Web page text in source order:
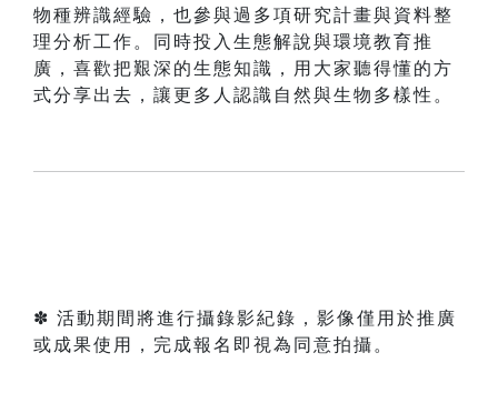
物種辨識經驗，也參與過多項研究計畫與資料整
理分析工作。同時投入生態解說與環境教育推
廣，喜歡把艱深的生態知識，用大家聽得懂的方
式分享出去，讓更多人認識自然與生物多樣性。
✽ 活動期間將進行攝錄影紀錄，影像僅用於推廣
或成果使用，完成報名即視為同意拍攝。